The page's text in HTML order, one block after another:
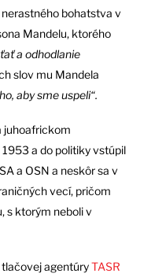
bohatstva v
Mandelu, ktorého
a odhodlanie
slov mu Mandela
aby sme uspeli“.
juhoafrickom
a do politiky vstúpil
a OSN a neskôr sa v
vecí, pričom
s ktorým neboli v
agentúryTASR